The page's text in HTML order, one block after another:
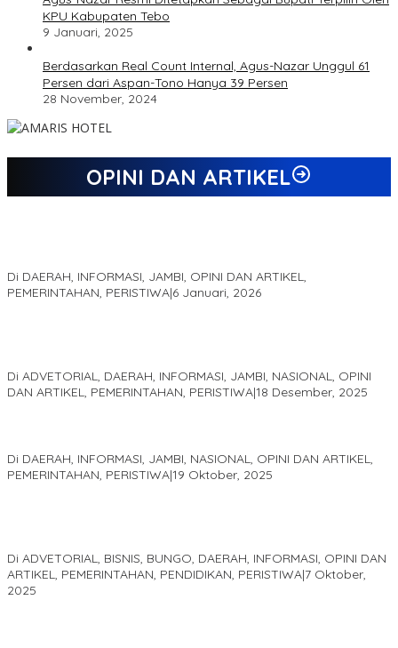
KPU Kabupaten Tebo
9 Januari, 2025
Berdasarkan Real Count Internal, Agus-Nazar Unggul 61
Persen dari Aspan-Tono Hanya 39 Persen
28 November, 2024
OPINI DAN ARTIKEL
Di DAERAH, INFORMASI, JAMBI, OPINI DAN ARTIKEL,
PEMERINTAHAN, PERISTIWA|6 Januari, 2026
Di ADVETORIAL, DAERAH, INFORMASI, JAMBI, NASIONAL, OPINI
DAN ARTIKEL, PEMERINTAHAN, PERISTIWA|18 Desember, 2025
Di DAERAH, INFORMASI, JAMBI, NASIONAL, OPINI DAN ARTIKEL,
PEMERINTAHAN, PERISTIWA|19 Oktober, 2025
Di ADVETORIAL, BISNIS, BUNGO, DAERAH, INFORMASI, OPINI DAN
ARTIKEL, PEMERINTAHAN, PENDIDIKAN, PERISTIWA|7 Oktober,
2025